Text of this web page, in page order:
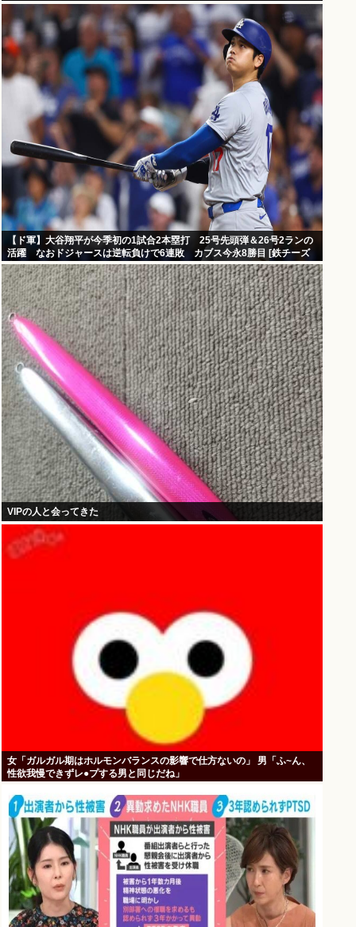
【ド軍】大谷翔平が今季初の1試合2本塁打 25号先頭弾＆26号2ランの
活躍 なおドジャースは逆転負けで6連敗 カブス今永8勝目 [鉄チーズ
烏★]
VIPの人と会ってきた
女「ガルガル期はホルモンバランスの影響で仕方ないの」 男「ふ~ん、
性欲我慢できずレ●プする男と同じだね」